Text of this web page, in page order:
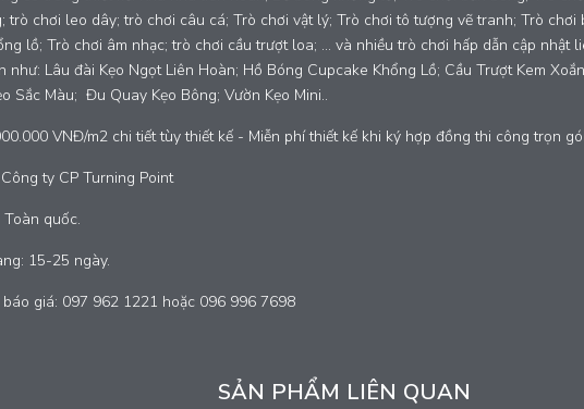
trò chơi leo dây; trò chơi câu cá; Trò chơi vật lý; Trò chơi tô tượng vẽ tranh; Trò chơi
lồ; Trò chơi âm nhạc; trò chơi cầu trượt loa; … và nhiều trò chơi hấp dẫn cập nhật
như: Lâu đài Kẹo Ngọt Liên Hoàn; Hồ Bóng Cupcake Khổng Lồ; Cầu Trượt Kem
Sắc Màu; Đu Quay Kẹo Bông; Vườn Kẹo Mini..
VNĐ/m2 chi tiết tùy thiết kế - Miễn phí thiết kế khi ký hợp đồng thi công trọn
ty CP Turning Point
quốc.
15-25 ngày.
giá: 097 962 1221 hoặc 096 996 7698
SẢN PHẨM LIÊN QUAN